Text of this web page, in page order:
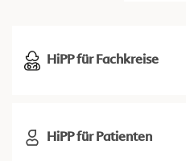
HiPP für Fachkreise
HiPP für Patienten